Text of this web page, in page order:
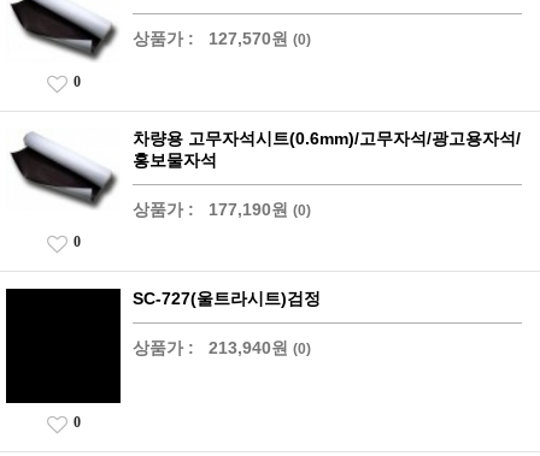
상품가 : 127,570원 (0)
0
차량용 고무자석시트(0.6mm)/고무자석/광고용자석/
홍보물자석
상품가 : 177,190원 (0)
0
SC-727(울트라시트)검정
상품가 : 213,940원 (0)
0